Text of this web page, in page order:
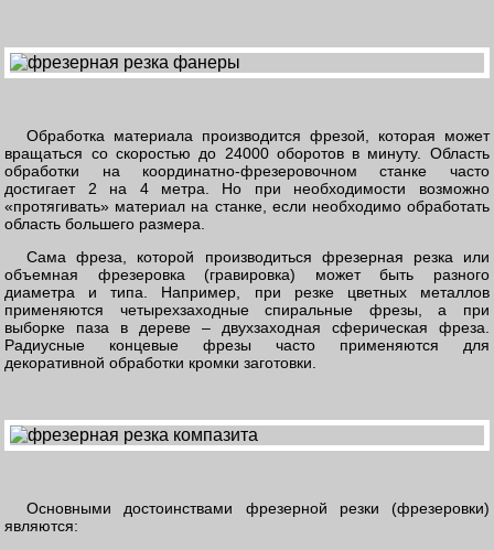
Обработка материала производится фрезой, которая может
вращаться со скоростью до 24000 оборотов в минуту. Область
обработки на координатно-фрезеровочном станке часто
достигает 2 на 4 метра. Но при необходимости возможно
«протягивать» материал на станке, если необходимо обработать
область большего размера.
Сама фреза, которой производиться фрезерная резка или
объемная фрезеровка (гравировка) может быть разного
диаметра и типа. Например, при резке цветных металлов
применяются четырехзаходные спиральные фрезы, а при
выборке паза в дереве – двухзаходная сферическая фреза.
Радиусные концевые фрезы часто применяются для
декоративной обработки кромки заготовки.
Основными достоинствами фрезерной резки (фрезеровки)
являются: